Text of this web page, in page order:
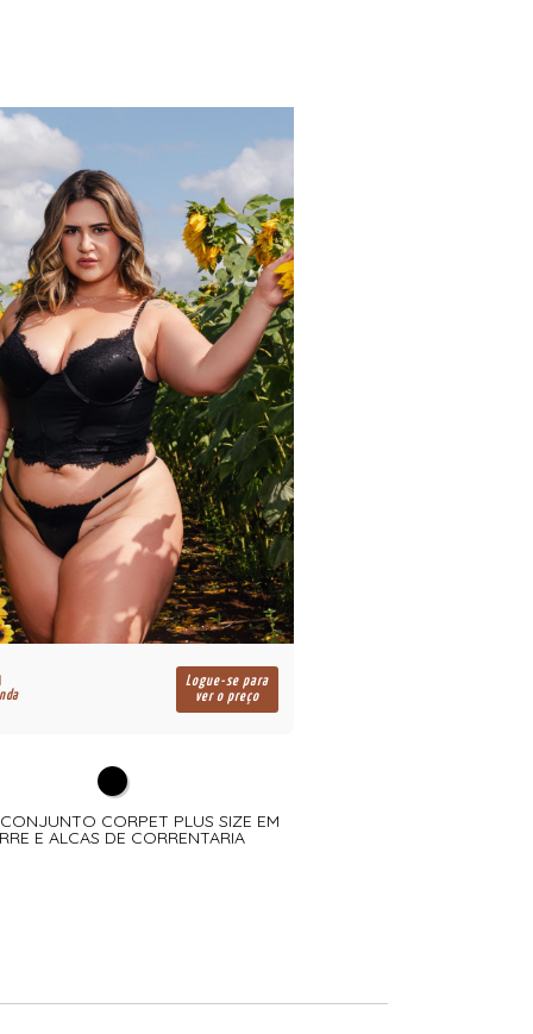
Logue-se para
ver o preço
CORPET PLUS SIZE EM
E ALCAS DE CORRENTARIA